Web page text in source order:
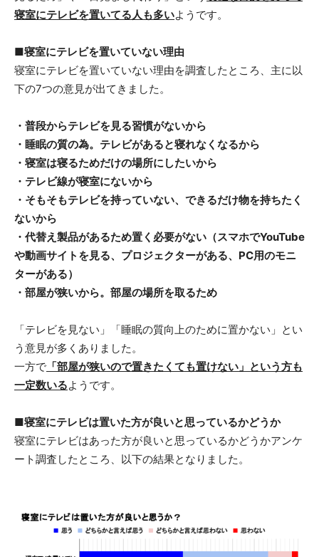
寝室にテレビを置いてる人も多いようです。
■寝室にテレビを置いていない理由
寝室にテレビを置いていない理由を調査したところ、主に以
下の7つの意見が出てきました。
・普段からテレビを見る習慣がないから
・睡眠の質の為。テレビがあると寝れなくなるから
・寝室は寝るためだけの場所にしたいから
・テレビ線が寝室にないから
・そもそもテレビを持っていない、できるだけ物を持ちたく
ないから
・代替え製品があるため置く必要がない（スマホでYouTube
や動画サイトを見る、プロジェクターがある、PC用のモニ
ターがある）
・部屋が狭いから。部屋の場所を取るため
「テレビを見ない」「睡眠の質向上のために置かない」とい
う意見が多くありました。
一方で 「部屋が狭いので置きたくても置けない」という方も
一定数いるようです。
■寝室にテレビは置いた方が良いと思っているかどうか
寝室にテレビはあった方が良いと思っているかどうかアンケ
ート調査したところ、以下の結果となりました。